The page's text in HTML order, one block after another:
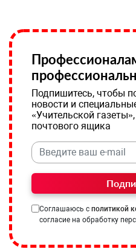
Подпишитесь, чтобы
новости и
«Учительской
почтового ящика
Соглашаюсь с политикой
согласие на обработку